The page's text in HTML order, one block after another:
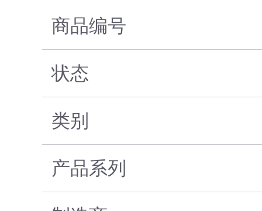
商品编号
状态
类别
产品系列